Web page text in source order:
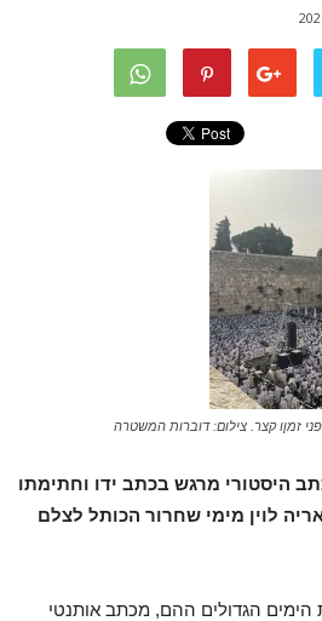
זמןו קצר. צילום: דוברות המשטרה
היסטורי מרגש בכתב ידו וחתימתו
לוין מימי שחרור הכותל לצלם
הגדולים ההם, מכתב אותנטי